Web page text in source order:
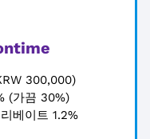
300,000)
(가끔 30%)
베이트 1.2%